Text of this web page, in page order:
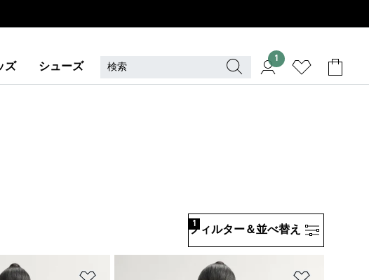
ズ シューズ
1
フィルター＆並べ替え
1
ほしいものリストに追加